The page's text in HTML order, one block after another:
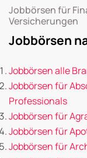
Jobbörsen für
Versicherungen
Jobbörsen
Jobbörsen alle
Jobbörsen für
Professionals
Jobbörsen für
Jobbörsen für
Jobbörsen für